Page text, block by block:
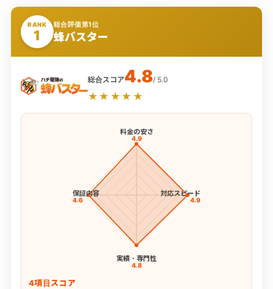
RANK
1
総合評価第1位
蜂バスター
総合スコア4.8/ 5.0
★★★★★
料金の安さ
4.9
対応スピード
4.9
実績・専門性
4.8
保証内容
4.6
4項目スコア